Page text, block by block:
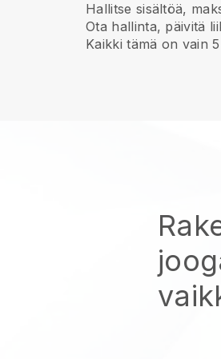
Hallitse sisältöä,
Ota hallinta, päivitä
Kaikki tämä on vain